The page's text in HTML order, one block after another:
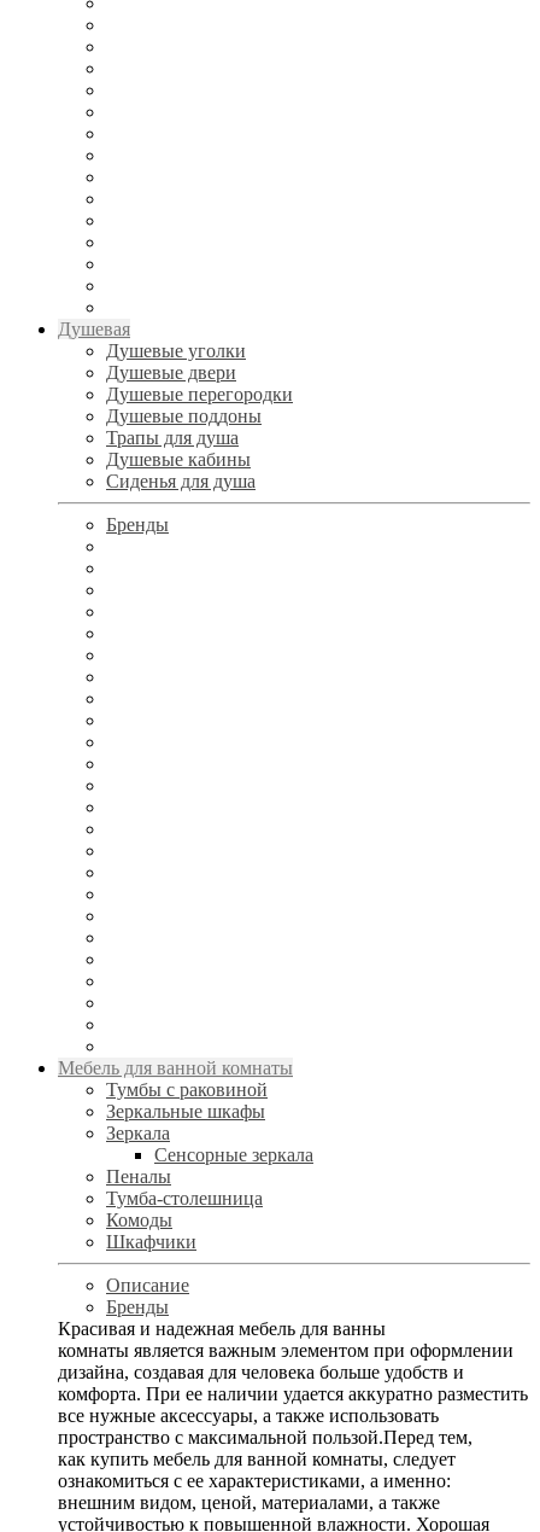
Душевая
Душевые уголки
Душевые двери
Душевые перегородки
Душевые поддоны
Трапы для душа
Душевые кабины
Сиденья для душа
Бренды
Мебель для ванной комнаты
Тумбы с раковиной
Зеркальные шкафы
Зеркала
Сенсорные зеркала
Пеналы
Тумба-столешница
Комоды
Шкафчики
Описание
Бренды
Красивая и надежная мебель для ванны
комнаты является важным элементом при оформлении
дизайна, создавая для человека больше удобств и
комфорта. При ее наличии удается аккуратно разместить
все нужные аксессуары, а также использовать
пространство с максимальной пользой.Перед тем,
как купить мебель для ванной комнаты, следует
ознакомиться с ее характеристиками, а именно:
внешним видом, ценой, материалами, а также
устойчивостью к повышенной влажности. Хорошая